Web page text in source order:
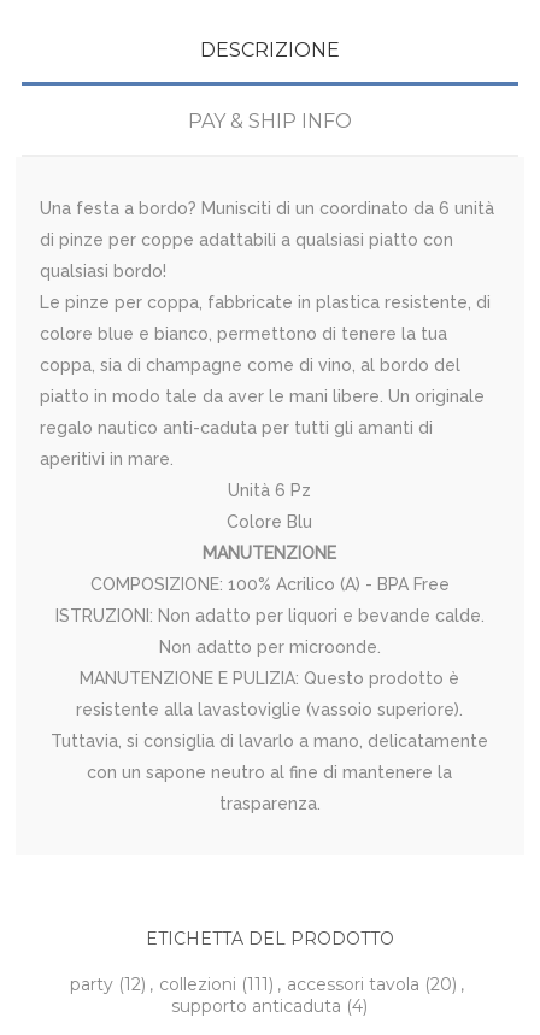
DESCRIZIONE
PAY & SHIP INFO
Una festa a bordo? Munisciti di un coordinato da 6 unità
di pinze per coppe adattabili a qualsiasi piatto con
qualsiasi bordo!
Le pinze per coppa, fabbricate in plastica resistente, di
colore blue e bianco, permettono di tenere la tua
coppa, sia di champagne come di vino, al bordo del
piatto in modo tale da aver le mani libere. Un originale
regalo nautico anti-caduta per tutti gli amanti di
aperitivi in mare.
Unità 6 Pz
Colore Blu
MANUTENZIONE
COMPOSIZIONE: 100% Acrilico (A) - BPA Free
ISTRUZIONI: Non adatto per liquori e bevande calde.
Non adatto per microonde.
MANUTENZIONE E PULIZIA: Questo prodotto è
resistente alla lavastoviglie (vassoio superiore).
Tuttavia, si consiglia di lavarlo a mano, delicatamente
con un sapone neutro al fine di mantenere la
trasparenza.
ETICHETTA DEL PRODOTTO
party (12) , collezioni (111) , accessori tavola (20) ,
supporto anticaduta (4)